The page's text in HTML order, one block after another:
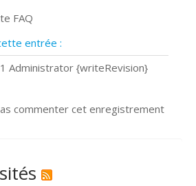
360°
installer Google Chrome ?
FAQ
entrée :
Administrator {writeRevision}
commenter cet enregistrement